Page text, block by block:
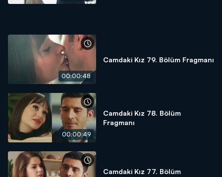
00:00:48
Camdaki Kız 79. Bölüm Fragmanı
00:00:49
Camdaki Kız 78. Bölüm
Fragmanı
Camdaki Kız 77. Bölüm